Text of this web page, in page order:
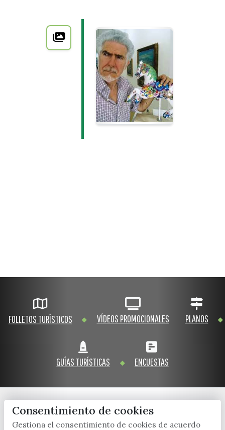
FOLLETOS TURÍSTICOS VÍDEOS PROMOCIONALES PLANOS
GUÍAS TURÍSTICAS ENCUESTAS
x / twitter facebook youtube instagram
Consentimiento de cookies
Gestiona el consentimiento de cookies de acuerdo